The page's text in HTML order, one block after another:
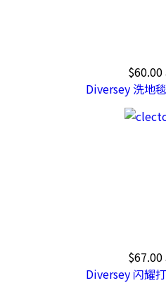
$60.00
Diversey 洗地
$67.00
Diversey 闪耀